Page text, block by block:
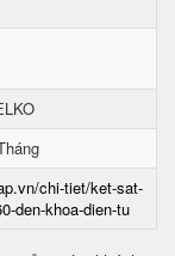
chi-tiet/ket-sat-
den-khoa-dien-tu